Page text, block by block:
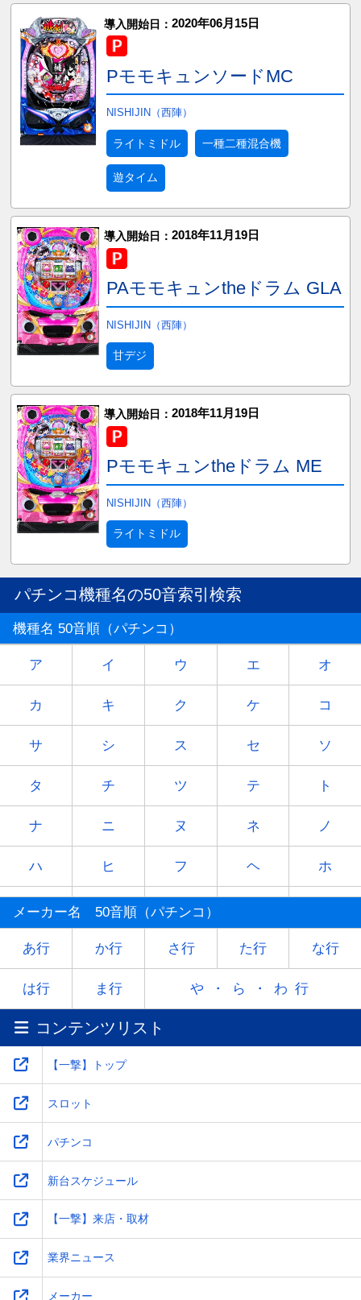
導入開始日： 2020年06月15日
PモモキュンソードMC
NISHIJIN（西陣）
ライトミドル 一種二種混合機
遊タイム
導入開始日： 2018年11月19日
PAモモキュンtheドラム GLA
NISHIJIN（西陣）
甘デジ
導入開始日： 2018年11月19日
Pモモキュンtheドラム ME
NISHIJIN（西陣）
ライトミドル
パチンコ機種名の50音索引検索
機種名 50音順（パチンコ）
ア イ ウ エ オ
カ キ ク ケ コ
サ シ ス セ ソ
タ チ ツ テ ト
ナ ニ ヌ ネ ノ
ハ ヒ フ ヘ ホ
マ ミ ム
ヤ - ユ - ヨ
ラ リ レ
ワ -
メーカー名 50音順（パチンコ）
あ行 か行 さ行 た行 な行
は行 ま行 や・ら・わ行
コンテンツリスト
【一撃】トップ
スロット
パチンコ
新台スケジュール
【一撃】来店・取材
業界ニュース
メーカー